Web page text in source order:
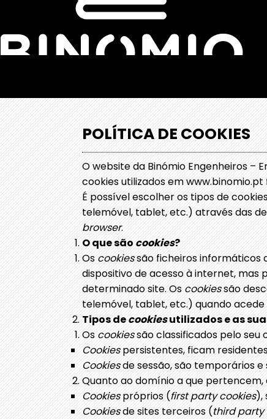
POLÍTICA DE COOKIES
O website da Binómio Engenheiros –
cookies utilizados em
É possível escolher os tipos de
telemóvel, tablet, etc.) através das
browser.
O que sãocookies?
Oscookiessão ficheiros informáticos
dispositivo de acesso à internet,
determinado site. Oscookiessão
telemóvel, tablet, etc.) quando
Tipos decookiesutilizados e as
Oscookiessão classificados pelo
Cookiespersistentes, ficam
Cookiesde sessão, são temporários
Quanto ao domínio a que
Cookiespróprios (first party cookies),
Cookiesde sites terceiros (third party